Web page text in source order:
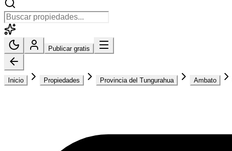
Publicar gratis
Inicio Propiedades Provincia del Tungurahua Ambato